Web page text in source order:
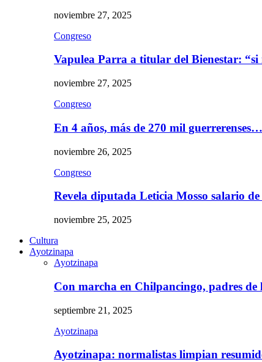
noviembre 27, 2025
Congreso
Vapulea Parra a titular del Bienestar:
noviembre 27, 2025
Congreso
En 4 años, más de 270 mil guerrerenses…
noviembre 26, 2025
Congreso
Revela diputada Leticia Mosso salario
noviembre 25, 2025
Cultura
Ayotzinapa
Ayotzinapa
Con marcha en Chilpancingo, padres
septiembre 21, 2025
Ayotzinapa
Ayotzinapa: normalistas limpian